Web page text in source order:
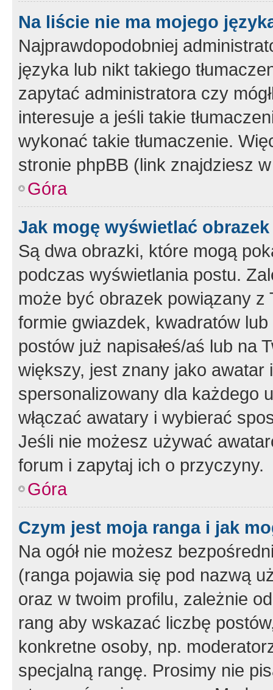
Na liście nie ma mojego
Najprawdopodobniej
języka lub nikt takiego
zapytać administratora czy
interesuje a jeśli takie
wykonać takie tłumaczenie.
stronie phpBB (link znajdziesz
Góra
Jak mogę wyświetlać
Są dwa obrazki, które mogą
podczas wyświetlania postu.
może być obrazek powiązany z
formie gwiazdek, kwadratów
postów już napisałeś/aś lub na
większy, jest znany jako
spersonalizowany dla każdego
włączać awatary i wybierać
Jeśli nie możesz używać
forum i zapytaj ich o przyczyny.
Góra
Czym jest moja ranga i jak
Na ogół nie możesz
(ranga pojawia się pod nazwą
oraz w twoim profilu, zależnie
rang aby wskazać liczbę
konkretne osoby, np.
specjalną rangę. Prosimy nie